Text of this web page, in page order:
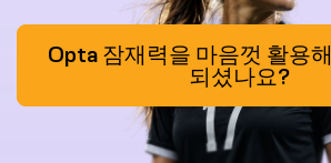
Opta 잠재력을 마음껏 활용
되셨나요?